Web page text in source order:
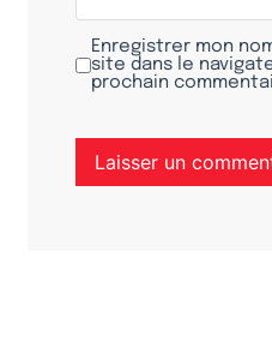
Enregistrer mon
site dans le
prochain